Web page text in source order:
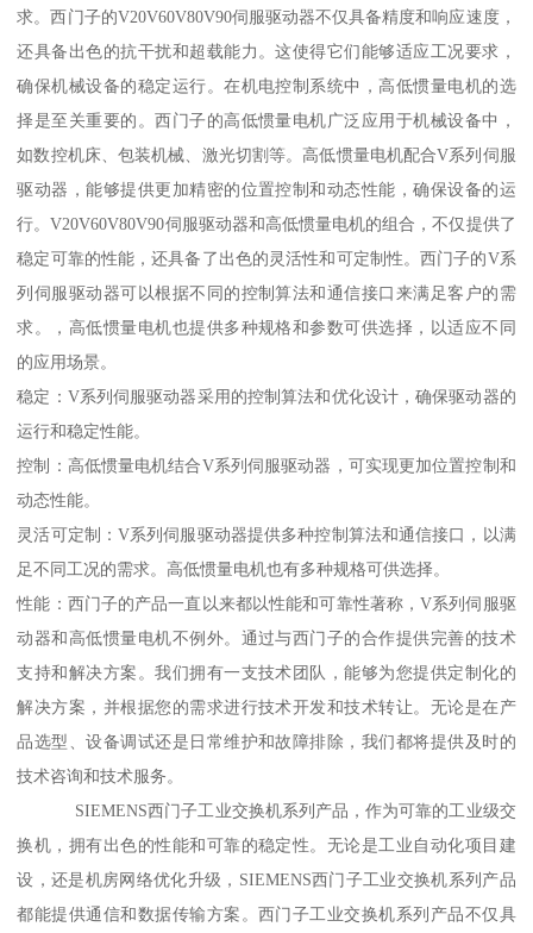
求。西门子的V20V60V80V90伺服驱动器不仅具备精度和响应速度，
还具备出色的抗干扰和超载能力。这使得它们能够适应工况要求，
确保机械设备的稳定运行。在机电控制系统中，高低惯量电机的选
择是至关重要的。西门子的高低惯量电机广泛应用于机械设备中，
如数控机床、包装机械、激光切割等。高低惯量电机配合V系列伺服
驱动器，能够提供更加精密的位置控制和动态性能，确保设备的运
行。V20V60V80V90伺服驱动器和高低惯量电机的组合，不仅提供了
稳定可靠的性能，还具备了出色的灵活性和可定制性。西门子的V系
列伺服驱动器可以根据不同的控制算法和通信接口来满足客户的需
求。，高低惯量电机也提供多种规格和参数可供选择，以适应不同
的应用场景。
稳定：V系列伺服驱动器采用的控制算法和优化设计，确保驱动器的
运行和稳定性能。
控制：高低惯量电机结合V系列伺服驱动器，可实现更加位置控制和
动态性能。
灵活可定制：V系列伺服驱动器提供多种控制算法和通信接口，以满
足不同工况的需求。高低惯量电机也有多种规格可供选择。
性能：西门子的产品一直以来都以性能和可靠性著称，V系列伺服驱
动器和高低惯量电机不例外。通过与西门子的合作提供完善的技术
支持和解决方案。我们拥有一支技术团队，能够为您提供定制化的
解决方案，并根据您的需求进行技术开发和技术转让。无论是在产
品选型、设备调试还是日常维护和故障排除，我们都将提供及时的
技术咨询和技术服务。
SIEMENS西门子工业交换机系列产品，作为可靠的工业级交
换机，拥有出色的性能和可靠的稳定性。无论是工业自动化项目建
设，还是机房网络优化升级，SIEMENS西门子工业交换机系列产品
都能提供通信和数据传输方案。西门子工业交换机系列产品不仅具